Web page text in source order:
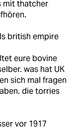
mit thatcher
british empire
eure bovine
was hat UK
sich mal fragen
die torries
vor 1917